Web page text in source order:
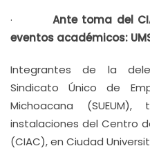
· Ante toma del
eventos académicos:
Integrantes de la
Sindicato Único de
Michoacana
instalaciones del Centro
(CIAC), en Ciudad